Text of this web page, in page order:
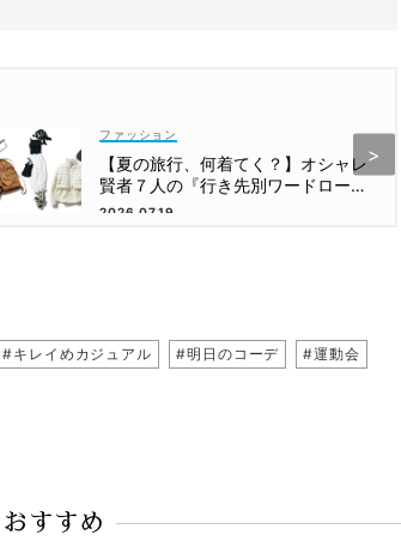
ファッション
【夏の旅行、何着てく？】オシャレ
賢者７人の『行き先別ワードローブ
プラン』大公開！
2026.07.19
#キレイめカジュアル #明日のコーデ #運動会
すすめ